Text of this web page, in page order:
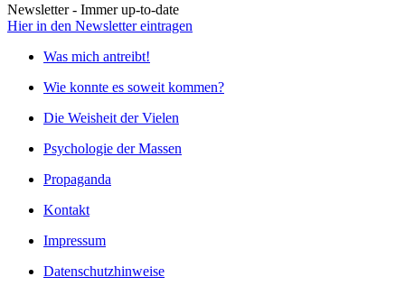
Newsletter - Immer up-to-date
Hier in den Newsletter eintragen
Was mich antreibt!
Wie konnte es soweit kommen?
Die Weisheit der Vielen
Psychologie der Massen
Propaganda
Kontakt
Impressum
Datenschutzhinweise